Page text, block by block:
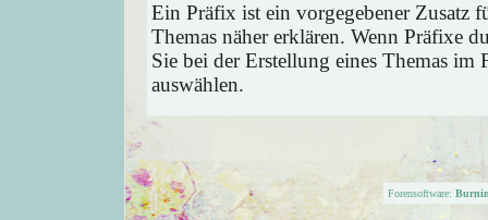
Ein Präfix ist ein vorgegebener Zusatz
Themas näher erklären. Wenn Präfixe
Sie bei der Erstellung eines Themas
auswählen.
Forensoftware: